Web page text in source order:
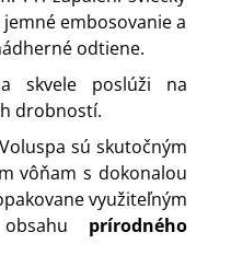
embosovanie a
odtiene.
skvele poslúži na
drobností.
sú skutočným
vôňam s dokonalou
využiteľným
prírodného